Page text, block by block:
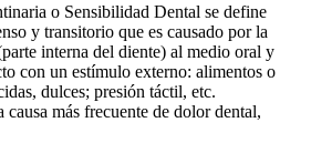
o Sensibilidad Dental se define
y transitorio que es causado por la
interna del diente) al medio oral y
con un estímulo externo: alimentos o
dulces; presión táctil, etc.
más frecuente de dolor dental,